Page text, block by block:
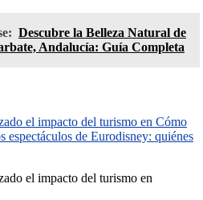
Descubre la Belleza Natural de
Andalucía: Guía Completa
el impacto del turismo en Cómo
espectáculos de Eurodisney: quiénes
el impacto del turismo en